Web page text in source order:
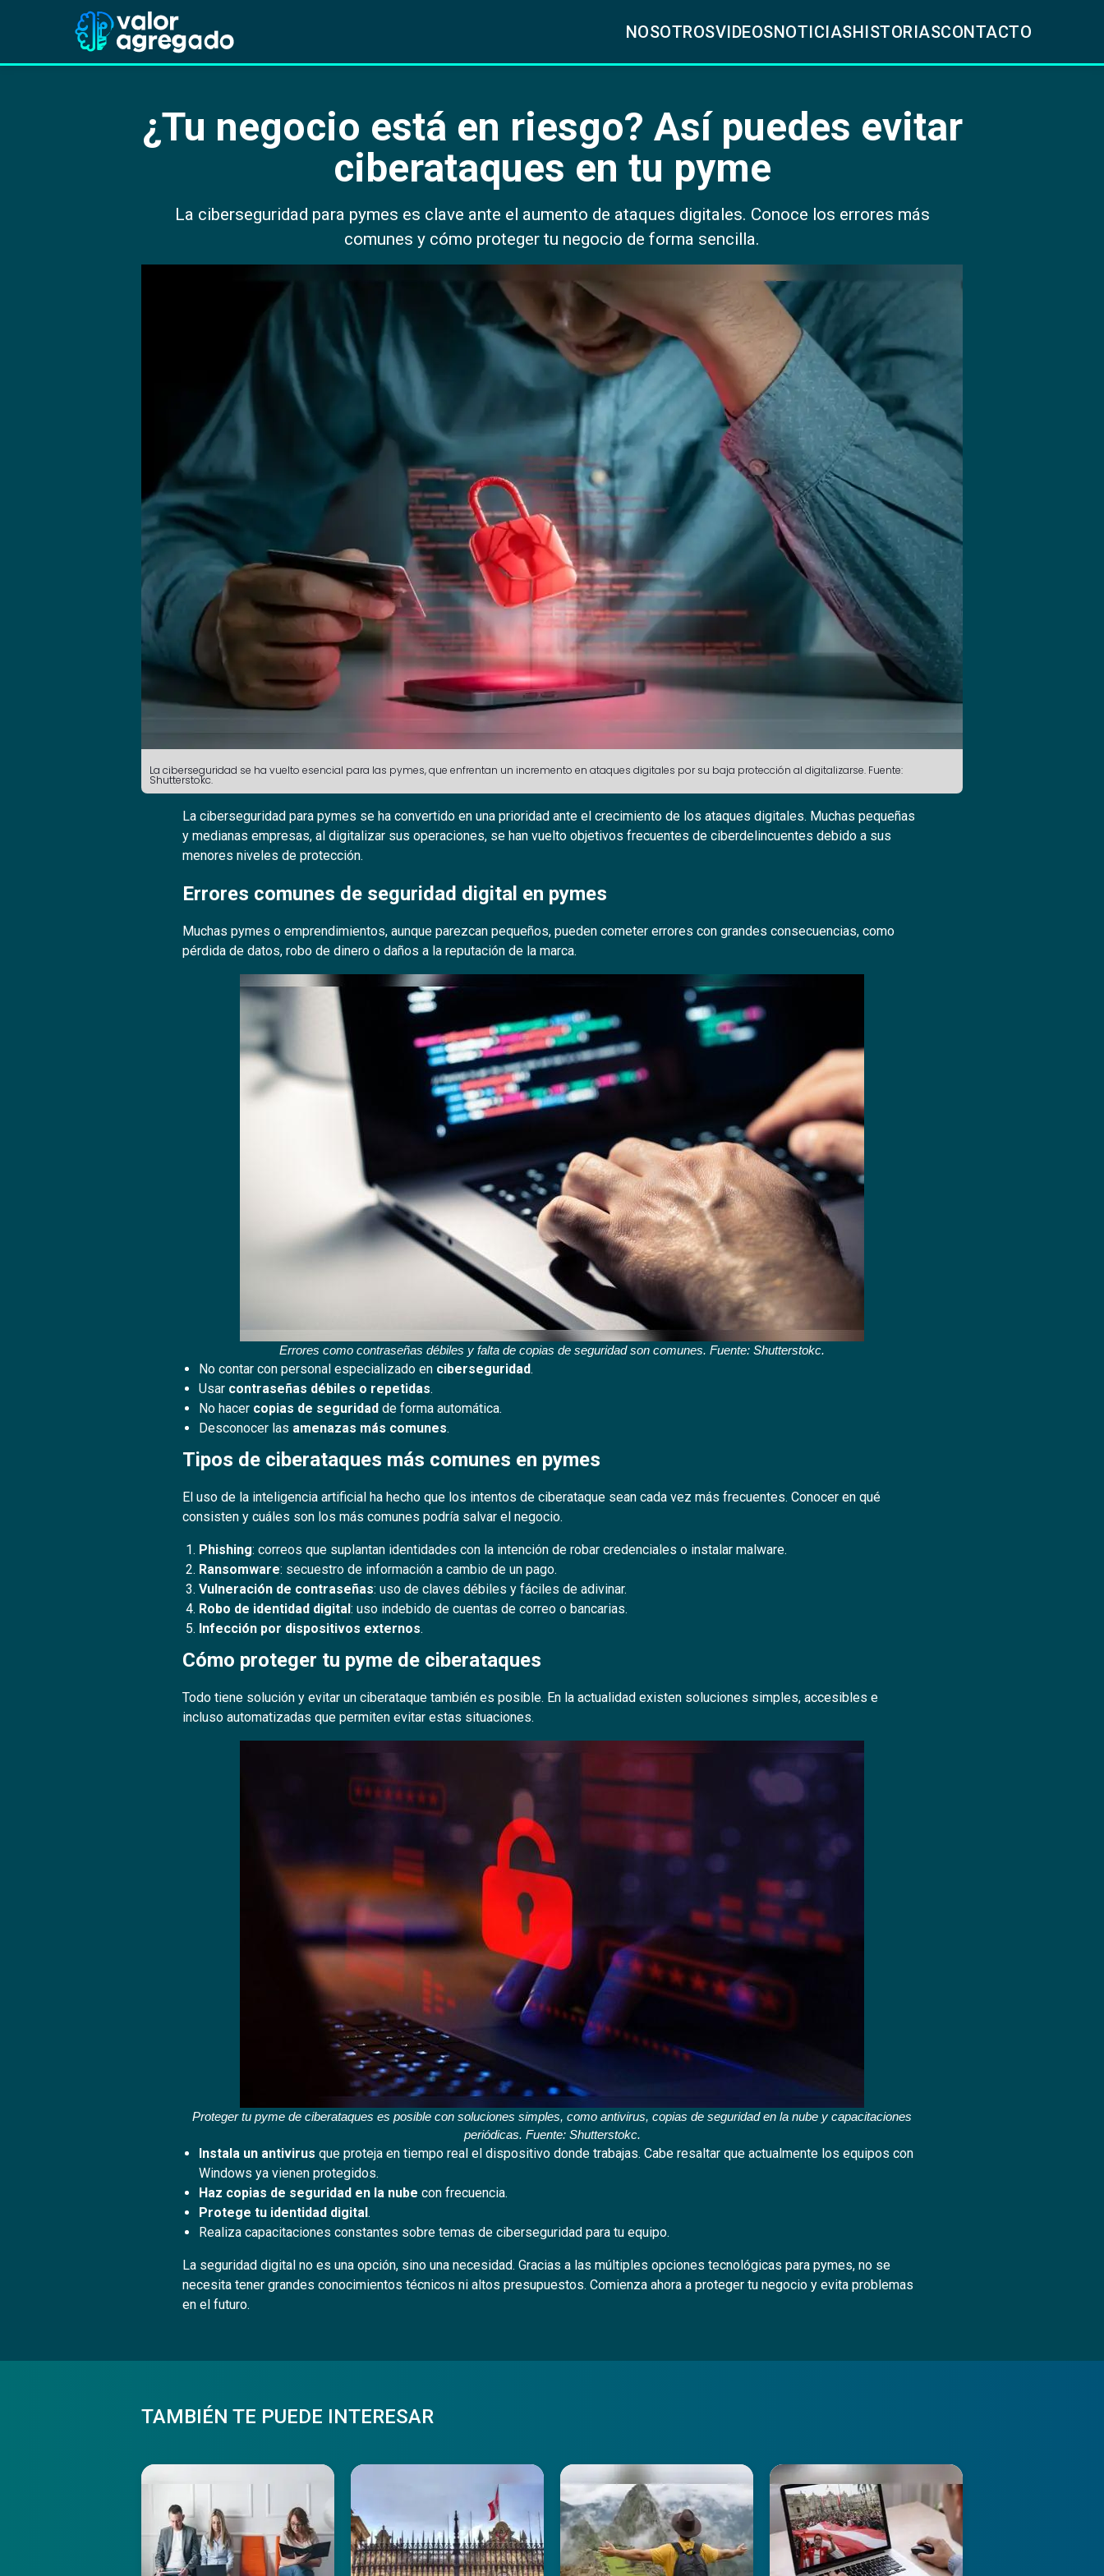
NOSOTROSVIDEOSNOTICIASHISTORIASCONTACTO
¿Tu negocio está en riesgo? Así puedes evitar
ciberataques en tu pyme
La ciberseguridad para pymes es clave ante el aumento de ataques digitales. Conoce los errores más
comunes y cómo proteger tu negocio de forma sencilla.
La ciberseguridad se ha vuelto esencial para las pymes, que enfrentan un incremento en ataques digitales por su baja protección al digitalizarse. Fuente:
Shutterstokc.
La ciberseguridad para pymes se ha convertido en una prioridad ante el crecimiento de los ataques digitales. Muchas pequeñas
y medianas empresas, al digitalizar sus operaciones, se han vuelto objetivos frecuentes de ciberdelincuentes debido a sus
menores niveles de protección.
Errores comunes de seguridad digital en pymes
Muchas pymes o emprendimientos, aunque parezcan pequeños, pueden cometer errores con grandes consecuencias, como
pérdida de datos, robo de dinero o daños a la reputación de la marca.
Errores como contraseñas débiles y falta de copias de seguridad son comunes. Fuente: Shutterstokc.
No contar con personal especializado en ciberseguridad.
Usar contraseñas débiles o repetidas.
No hacer copias de seguridad de forma automática.
Desconocer las amenazas más comunes.
Tipos de ciberataques más comunes en pymes
El uso de la inteligencia artificial ha hecho que los intentos de ciberataque sean cada vez más frecuentes. Conocer en qué
consisten y cuáles son los más comunes podría salvar el negocio.
Phishing: correos que suplantan identidades con la intención de robar credenciales o instalar malware.
Ransomware: secuestro de información a cambio de un pago.
Vulneración de contraseñas: uso de claves débiles y fáciles de adivinar.
Robo de identidad digital: uso indebido de cuentas de correo o bancarias.
Infección por dispositivos externos.
Cómo proteger tu pyme de ciberataques
Todo tiene solución y evitar un ciberataque también es posible. En la actualidad existen soluciones simples, accesibles e
incluso automatizadas que permiten evitar estas situaciones.
Proteger tu pyme de ciberataques es posible con soluciones simples, como antivirus, copias de seguridad en la nube y capacitaciones
periódicas. Fuente: Shutterstokc.
Instala un antivirus que proteja en tiempo real el dispositivo donde trabajas. Cabe resaltar que actualmente los equipos con
Windows ya vienen protegidos.
Haz copias de seguridad en la nube con frecuencia.
Protege tu identidad digital.
Realiza capacitaciones constantes sobre temas de ciberseguridad para tu equipo.
La seguridad digital no es una opción, sino una necesidad. Gracias a las múltiples opciones tecnológicas para pymes, no se
necesita tener grandes conocimientos técnicos ni altos presupuestos. Comienza ahora a proteger tu negocio y evita problemas
en el futuro.
TAMBIÉN TE PUEDE INTERESAR